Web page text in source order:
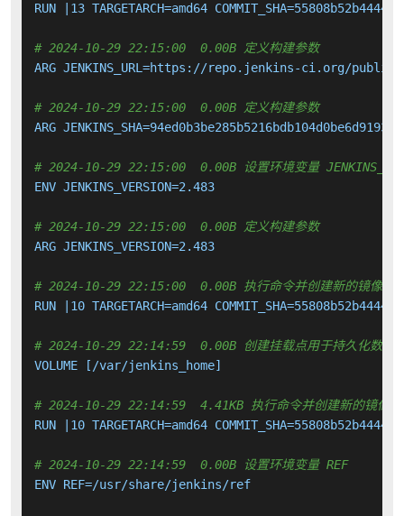
RUN |13 TARGETARCH=amd64
# 2024-10-29 22:15:00  0.00B 定义构建参数
ARG JENKINS_URL=https://repo.jenkins-ci.org/
# 2024-10-29 22:15:00  0.00B 定义构建参数
ARG
# 2024-10-29 22:15:00  0.00B 设置环境变量
ENV JENKINS_VERSION=2.483
# 2024-10-29 22:15:00  0.00B 定义构建参数
ARG JENKINS_VERSION=2.483
# 2024-10-29 22:15:00  0.00B 执行命令并创建新的镜像层
RUN |10 TARGETARCH=amd64
# 2024-10-29 22:14:59  0.00B 创建挂载点用于持久化数据
VOLUME [/var/jenkins_home]
# 2024-10-29 22:14:59  4.41KB 执行命令并创建新的镜像层
RUN |10 TARGETARCH=amd64
# 2024-10-29 22:14:59  0.00B 设置环境变量 REF
ENV REF=/usr/share/jenkins/ref